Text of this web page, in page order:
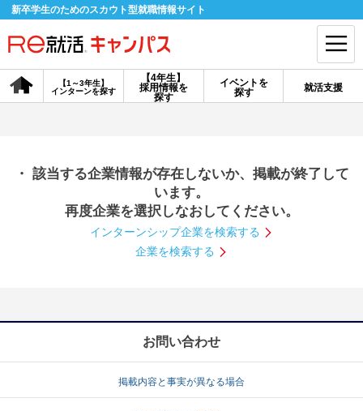
新卒学生のためのスカウト型就職情報サイト
【4年生】
採用情報を
探す
【1～3年生】
インターンを探す
イベントを
探す
就活支援
会員登録 ログイン
探す
【4年生】
説明会を探す
インターンを探す
就活ノウハウ・サポート
・ 該当する企業情報が存在しないか、掲載が終了して
います。
再度企業を選択しなおしてください。
インターンシップ企業を検索する
企業を検索する
お問い合わせ
掲載内容と事実が異なる場合